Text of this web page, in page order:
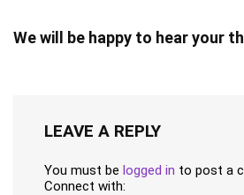
We will be happy to hear your
LEAVE A REPLY
You must be logged in to post a
Connect with: